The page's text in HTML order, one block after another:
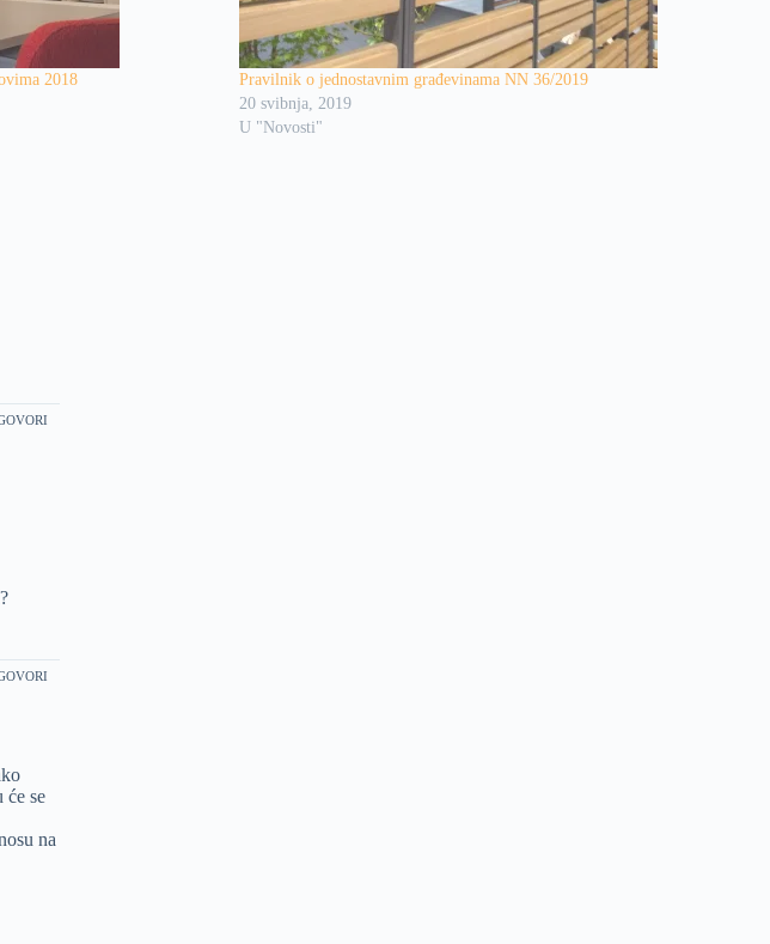
2018
Pravilnik o jednostavnim građevinama NN 36/2019
20 svibnja, 2019
U "Novosti"
će se
na